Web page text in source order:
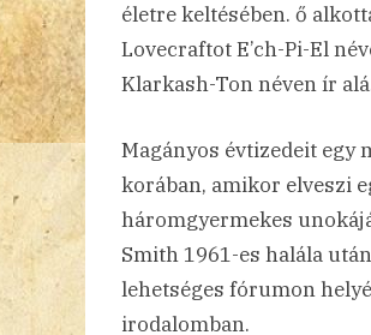
életre keltésében. ő
Lovecraftot E’ch-Pi-El
Klarkash-Ton néven ír
Magányos évtizedeit egy
korában, amikor elveszi
háromgyermekes
Smith 1961-es halála
lehetséges fórumon
irodalomban.